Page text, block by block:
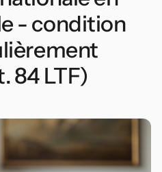
- condition
84 LTF)